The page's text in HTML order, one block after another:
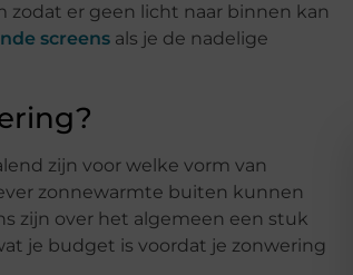
zodat er geen licht naar binnen kan
screens als je de nadelige
zijn voor welke vorm van
zonnewarmte buiten kunnen
zijn over het algemeen een stuk
je budget is voordat je zonwering